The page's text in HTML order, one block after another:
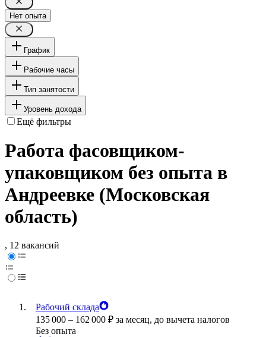
Нет опыта
График
Рабочие часы
Тип занятости
Уровень дохода
Ещё фильтры
Работа фасовщиком-
упаковщиком без опыта в
Андреевке (Московская
область)
, 12 вакансий
Рабочий склада
135 000 – 162 000 ₽ за месяц, до вычета налогов
Без опыта